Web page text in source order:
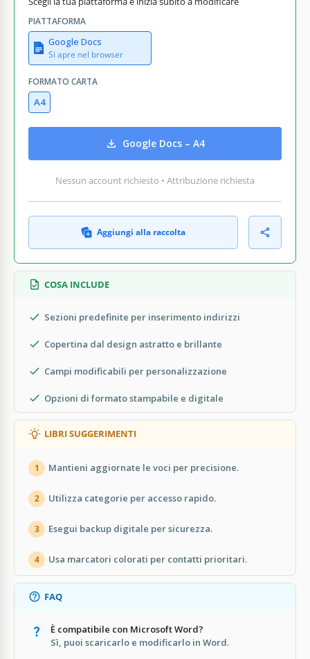
PIATTAFORMA
Google Docs
Si apre nel browser
FORMATO CARTA
A4
Google Docs – A4
Nessun account richiesto • Attribuzione richiesta
Aggiungi alla raccolta
COSA INCLUDE
Sezioni predefinite per inserimento indirizzi
Copertina dal design astratto e brillante
Campi modificabili per personalizzazione
Opzioni di formato stampabile e digitale
LIBRI SUGGERIMENTI
1 Mantieni aggiornate le voci per precisione.
2 Utilizza categorie per accesso rapido.
3 Esegui backup digitale per sicurezza.
4 Usa marcatori colorati per contatti prioritari.
FAQ
È compatibile con Microsoft Word?
Sì, puoi scaricarlo e modificarlo in Word.